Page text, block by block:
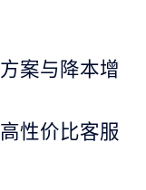
案与降本增
性价比客服